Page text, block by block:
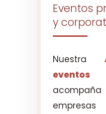
Eventos
y
Nuestra
eventos